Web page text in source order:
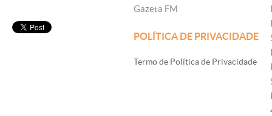
Gazeta FM
POLÍTICA DE PRIVACIDADE
Termo de Política de Privacidade